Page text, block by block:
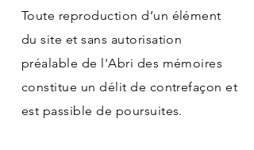
Toute reproduction d’un élément
du site et sans autorisation
préalable de l'Abri des mémoires
constitue un délit de contrefaçon et
est passible de poursuites.